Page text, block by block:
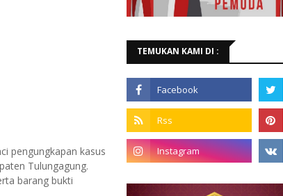
pengungkapan kasus
Tulungagung.
barang bukti
TEMUKAN KAMI DI :